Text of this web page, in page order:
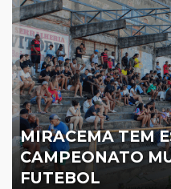
MIRACEMA TEM
CAMPEONATO
FUTEBOL